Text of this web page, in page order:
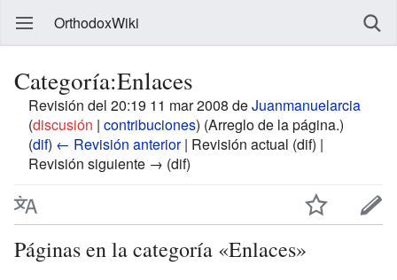
OrthodoxWiki
Categoría:Enlaces
Revisión del 20:19 11 mar 2008 deJuanmanuelarcia
(discusión | contribuciones) (Arreglo de la página.)
(dif) ← Revisión anterior| Revisión actual (dif) |
Revisión siguiente → (dif)
Páginas en la categoría «Enlaces»